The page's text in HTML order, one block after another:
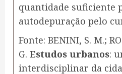
quantidade suficiente
autodepuração pelo
Fonte: BENINI, S. M.;
G. Estudos urbanos:
interdisciplinar da